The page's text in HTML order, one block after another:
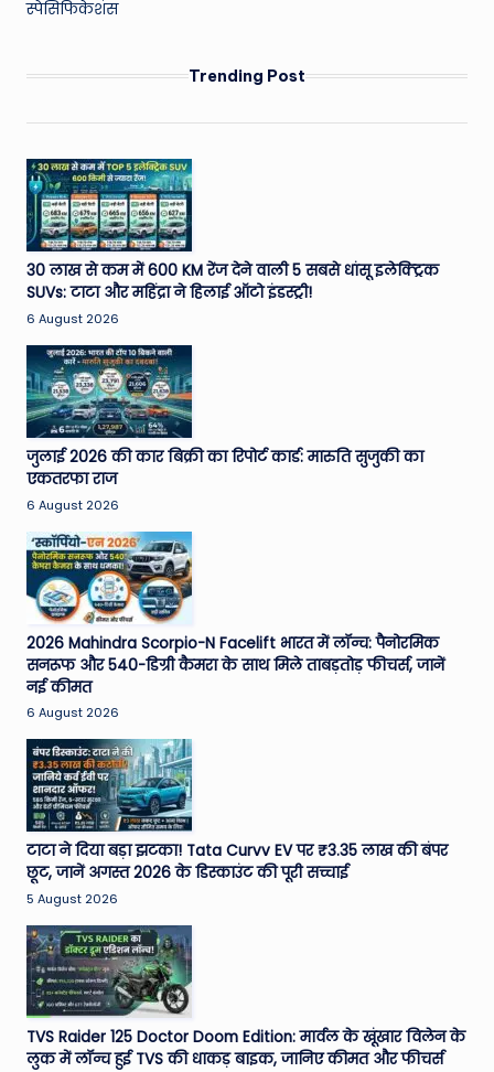
स्पेसिफिकेशंस
Trending Post
30 लाख से कम में 600 KM रेंज देने वाली 5 सबसे धांसू इलेक्ट्रिक
SUVs: टाटा और महिंद्रा ने हिलाई ऑटो इंडस्ट्री!
6 August 2026
जुलाई 2026 की कार बिक्री का रिपोर्ट कार्ड: मारुति सुजुकी का
एकतरफा राज
6 August 2026
2026 Mahindra Scorpio-N Facelift भारत में लॉन्च: पैनोरमिक
सनरूफ और 540-डिग्री कैमरा के साथ मिले ताबड़तोड़ फीचर्स, जानें
नई कीमत
6 August 2026
टाटा ने दिया बड़ा झटका! Tata Curvv EV पर ₹3.35 लाख की बंपर
छूट, जानें अगस्त 2026 के डिस्काउंट की पूरी सच्चाई
5 August 2026
TVS Raider 125 Doctor Doom Edition: मार्वल के खूंखार विलेन के
लुक में लॉन्च हुई TVS की धाकड़ बाइक, जानिए कीमत और फीचर्स